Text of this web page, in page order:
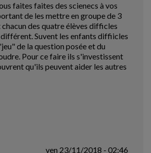
faites faites des scienecs à vos
de les mettre en groupe de 3
des quatre élèves difficles
Suvent les enfants diffiicles
de la question posée et du
Pour ce faire ils s'investissent
qu'ils peuvent aider les autres
ven 23/11/2018 - 02:46